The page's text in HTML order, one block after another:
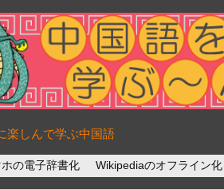
楽しんで学ぶ中国語
ホの電子辞書化 Wikipediaのオフライン化